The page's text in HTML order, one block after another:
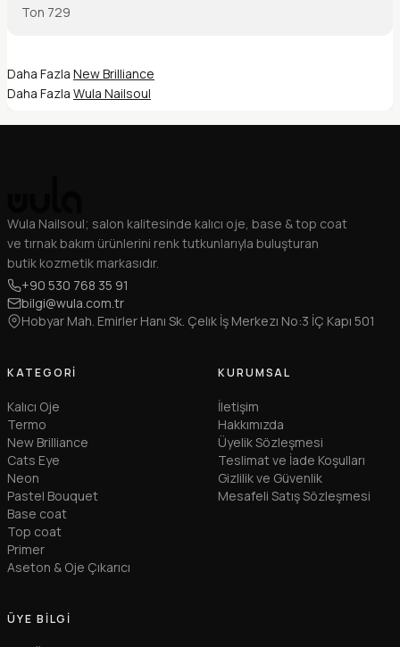
Ton 729
Daha Fazla New Brilliance
Daha Fazla Wula Nailsoul
Wula Nailsoul; salon kalitesinde kalıcı oje, base & top coat
ve tırnak bakım ürünlerini renk tutkunlarıyla buluşturan
butik kozmetik markasıdır.
+90 530 768 35 91
bilgi@wula.com.tr
Hobyar Mah. Emirler Hanı Sk. Çelık İş Merkezı No:3 İÇ Kapı 501
KATEGORI
Kalıcı Oje
Termo
New Brilliance
Cats Eye
Neon
Pastel Bouquet
Base coat
Top coat
Primer
Aseton & Oje Çıkarıcı
KURUMSAL
İletişim
Hakkımızda
Üyelik Sözleşmesi
Teslimat ve İade Koşulları
Gizlilik ve Güvenlik
Mesafeli Satış Sözleşmesi
ÜYE BILGI